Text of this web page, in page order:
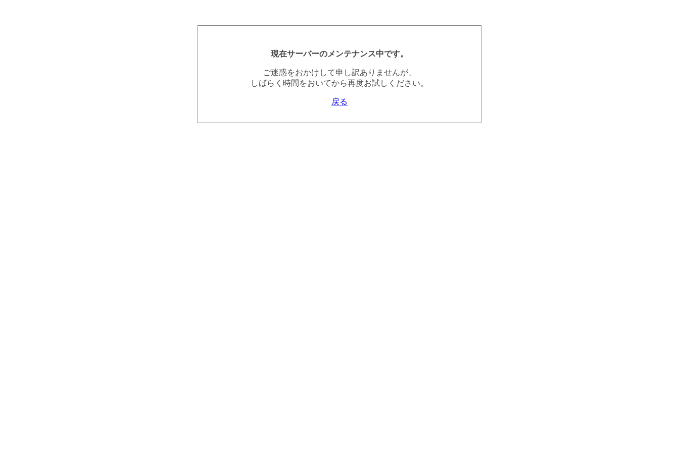
現在サーバーのメンテナンス中です。
ご迷惑をおかけして申し訳ありませんが、
しばらく時間をおいてから再度お試しください。
戻る